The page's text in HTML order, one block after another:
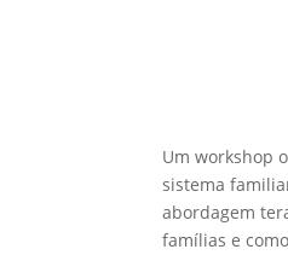
Um workshop
sistema
abordagem
famílias e